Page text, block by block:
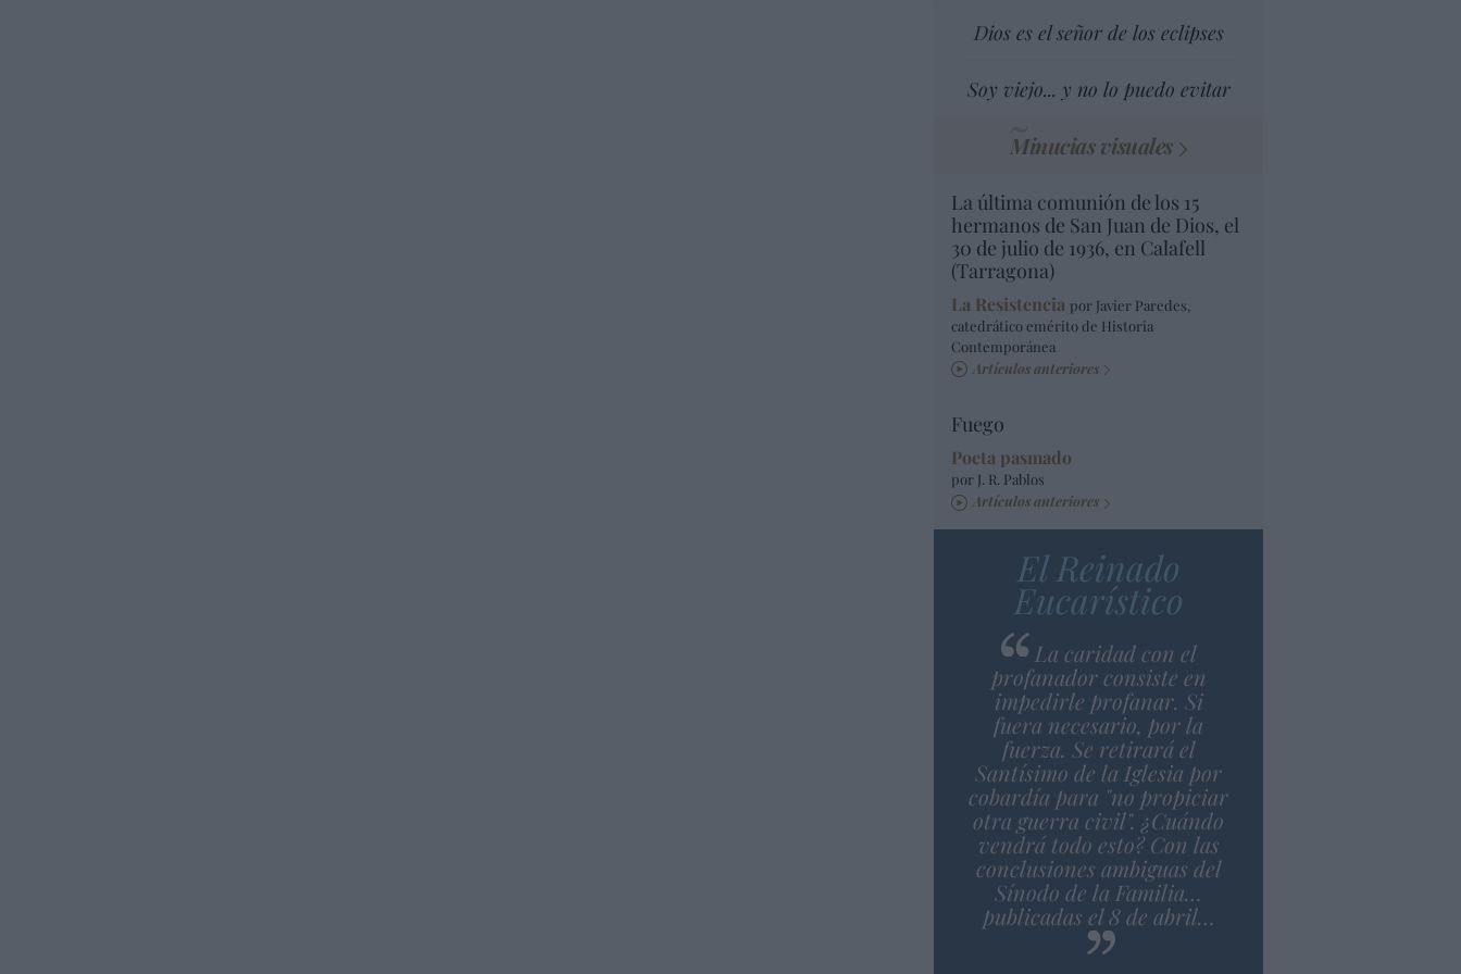
Dios es el señor de los eclipses
Soy viejo... y no lo puedo evitar
Minucias visuales
La última comunión de los 15
hermanos de San Juan de Dios, el
30 de julio de 1936, en Calafell
(Tarragona)
La Resistencia por Javier Paredes,
catedrático emérito de Historia
Contemporánea
Artículos anteriores
Fuego
Poeta pasmado
por J. R. Pablos
Artículos anteriores
El Reinado
Eucarístico
La caridad con el
profanador consiste en
impedirle profanar. Si
fuera necesario, por la
fuerza. Se retirará el
Santísimo de la Iglesia por
cobardía para "no propiciar
otra guerra civil". ¿Cuándo
vendrá todo esto? Con las
conclusiones ambiguas del
Sínodo de la Familia…
publicadas el 8 de abril…